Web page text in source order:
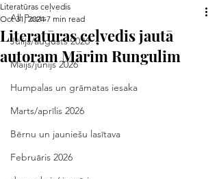
All Posts
Jūlijs/augusts 2026
Maijs/jūnijs 2026
Humpalas un grāmatas iesaka
Marts/aprīlis 2026
Bērnu un jauniešu lasītava
Februāris 2026
Literatūras ceļvedis jautā
autoram Mārim Rungulim
Literatūras ceļvedis
Oct 31, 2024 7 min read